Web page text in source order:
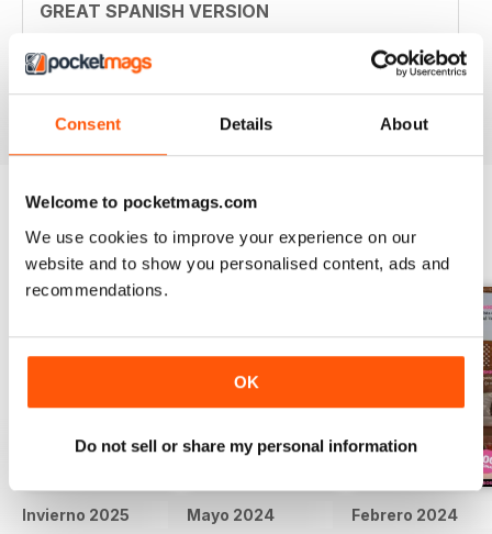
Consent Details About
Welcome to pocketmags.com
We use cookies to improve your experience on our
website and to show you personalised content, ads and
recommendations.
OK
Do not sell or share my personal information
GREAT SPANISH VERSION
photojournalism
Recensito 13 settembre 2017
EDIZIONI INDIETRO Visualizza tutti
Invierno 2025 Mayo 2024 Febrero 2024